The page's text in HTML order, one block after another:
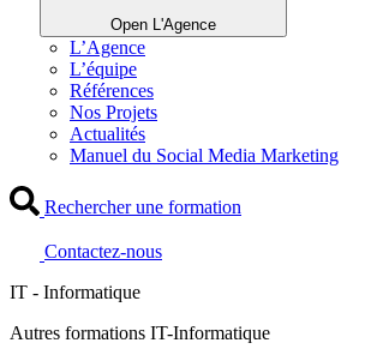
Open L'Agence
L’Agence
L’équipe
Références
Nos Projets
Actualités
Manuel du Social Media Marketing
Rechercher une formation
Contactez-nous
IT - Informatique
Autres formations IT-Informatique